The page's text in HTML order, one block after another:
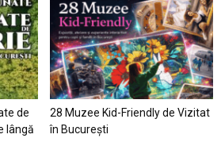
de
lângă
28 Muzee Kid-Friendly de Vizitat
în București